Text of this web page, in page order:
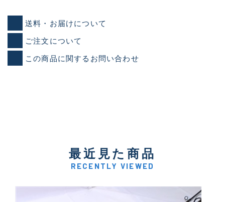
送料・お届けについて
ご注文について
この商品に関するお問い合わせ
最近見た商品
RECENTLY VIEWED